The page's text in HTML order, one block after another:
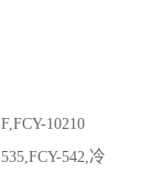
10210
542,冷